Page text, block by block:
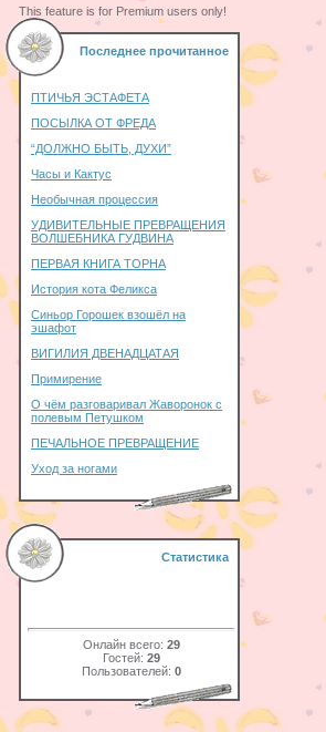
This feature is for Premium users only!
Последнее прочитанное
ПТИЧЬЯ ЭСТАФЕТА
ПОСЫЛКА ОТ ФРЕДА
“ДОЛЖНО БЫТЬ, ДУХИ”
Часы и Кактус
Необычная процессия
УДИВИТЕЛЬНЫЕ ПРЕВРАЩЕНИЯ
ВОЛШЕБНИКА ГУДВИНА
ПЕРВАЯ КНИГА ТОРНА
История кота Феликса
Синьор Горошек взошёл на
эшафот
ВИГИЛИЯ ДВЕНАДЦАТАЯ
Примирение
О чём разговаривал Жаворонок с
полевым Петушком
ПЕЧАЛЬНОЕ ПРЕВРАЩЕНИЕ
Уход за ногами
Статистика
Онлайн всего: 29
Гостей: 29
Пользователей: 0